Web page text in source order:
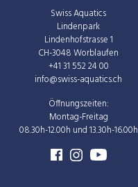
Swiss Aquatics
Lindenpark
Lindenhofstrasse 1
CH-3048 Worblaufen
+41 31 552 24 00
info@swiss-aquatics.ch
Öffnungszeiten:
Montag-Freitag
08.30h-12.00h und 13.30h-16.00h